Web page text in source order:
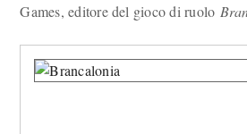
Games, editore del gioco di ruolo